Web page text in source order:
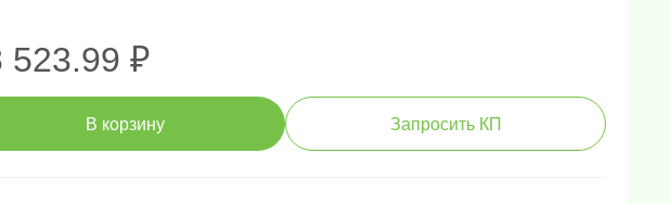
523.99 ₽
В корзину Запросить КП